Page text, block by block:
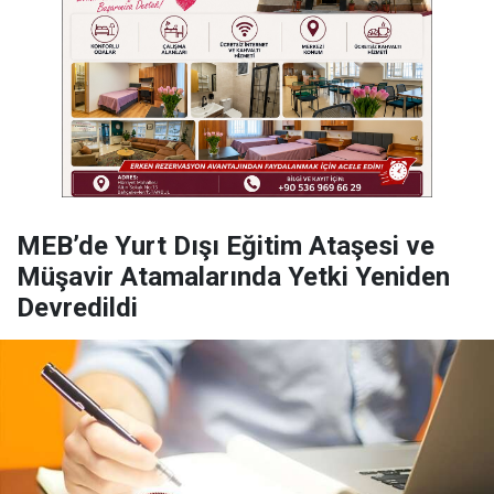
MEB’de Yurt Dışı Eğitim Ataşesi ve
Müşavir Atamalarında Yetki Yeniden
Devredildi